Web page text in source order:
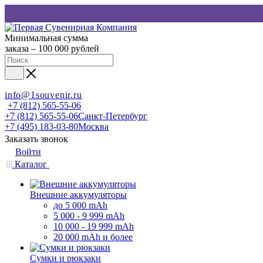
Минимальная сумма
заказа – 100 000 рублей
info@1souvenir.ru
+7 (812) 565-55-06
+7 (812) 565-55-06Санкт-Петербург
+7 (495) 183-03-80Москва
Заказать звонок
Войти
Каталог
Внешние аккумуляторы
до 5 000 mAh
5 000 - 9 999 mAh
10 000 - 19 999 mAh
20 000 mAh и более
Сумки и рюкзаки